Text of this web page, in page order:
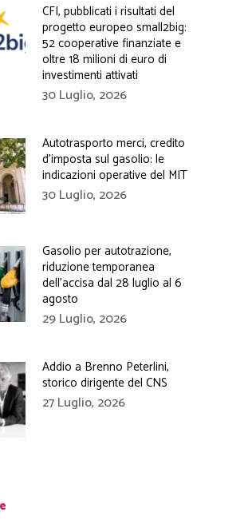
CFI, pubblicati i risultati del
progetto europeo small2big:
52 cooperative finanziate e
oltre 18 milioni di euro di
investimenti attivati
30 Luglio, 2026
Autotrasporto merci, credito
d’imposta sul gasolio: le
indicazioni operative del MIT
30 Luglio, 2026
Gasolio per autotrazione,
riduzione temporanea
dell’accisa dal 28 luglio al 6
agosto
29 Luglio, 2026
Addio a Brenno Peterlini,
storico dirigente del CNS
27 Luglio, 2026